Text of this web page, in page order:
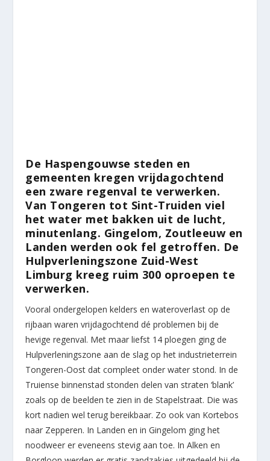
De Haspengouwse steden en
gemeenten kregen vrijdagochtend
een zware regenval te verwerken.
Van Tongeren tot Sint-Truiden viel
het water met bakken uit de lucht,
minutenlang. Gingelom, Zoutleeuw en
Landen werden ook fel getroffen. De
Hulpverleningszone Zuid-West
Limburg kreeg ruim 300 oproepen te
verwerken.
Vooral ondergelopen kelders en wateroverlast op de
rijbaan waren vrijdagochtend dé problemen bij de
hevige regenval. Met maar liefst 14 ploegen ging de
Hulpverleningszone aan de slag op het industrieterrein
Tongeren-Oost dat compleet onder water stond. In de
Truiense binnenstad stonden delen van straten ‘blank’
zoals op de beelden te zien in de Stapelstraat. Die was
kort nadien wel terug bereikbaar. Zo ook van Kortebos
naar Zepperen. In Landen en in Gingelom ging het
noodweer er eveneens stevig aan toe. In Alken en